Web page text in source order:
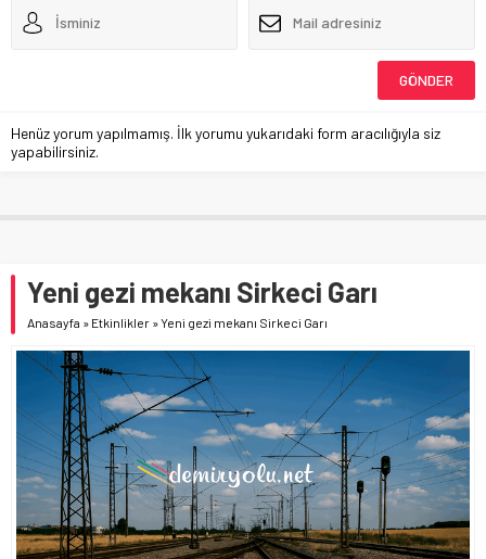
Henüz yorum yapılmamış. İlk yorumu yukarıdaki form aracılığıyla siz
yapabilirsiniz.
Yeni gezi mekanı Sirkeci Garı
Anasayfa » Etkinlikler »Yeni gezi mekanı Sirkeci Garı